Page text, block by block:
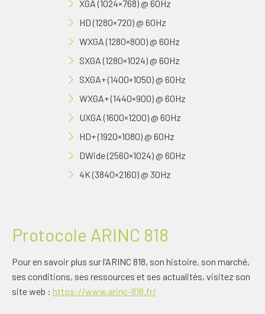
XGA (1024×768) @ 60Hz
HD (1280×720) @ 60Hz
WXGA (1280×800) @ 60Hz
SXGA (1280×1024) @ 60Hz
SXGA+ (1400×1050) @ 60Hz
WXGA+ (1440×900) @ 60Hz
UXGA (1600×1200) @ 60Hz
HD+ (1920×1080) @ 60Hz
DWide (2560×1024) @ 60Hz
4K (3840×2160) @ 30Hz
Protocole ARINC 818
Pour en savoir plus sur l’ARINC 818, son histoire, son marché,
ses conditions, ses ressources et ses actualités, visitez son
site web : https://www.arinc-818.fr/